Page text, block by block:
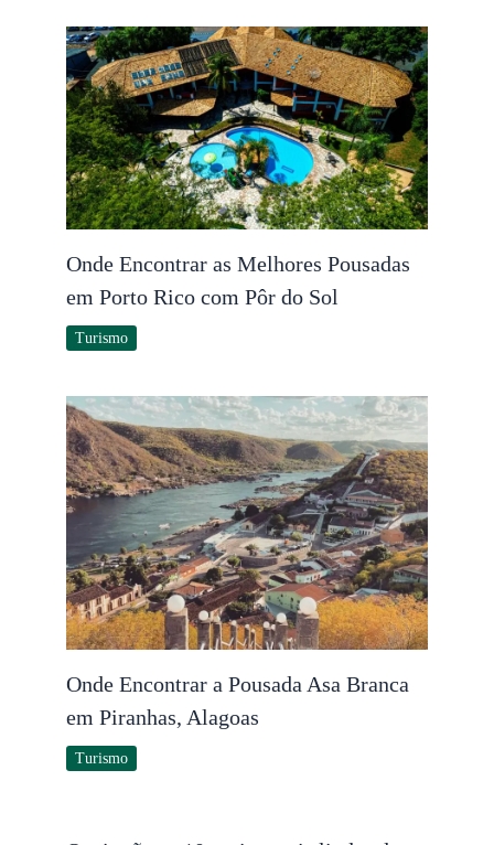
Onde Encontrar as Melhores Pousadas
em Porto Rico com Pôr do Sol
Turismo
Onde Encontrar a Pousada Asa Branca
em Piranhas, Alagoas
Turismo